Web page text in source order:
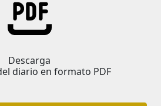
Descarga
diario en formato PDF